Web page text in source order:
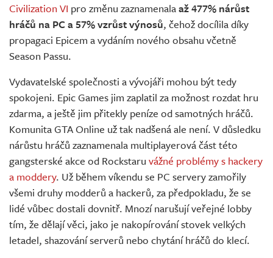
Civilization VI pro změnu zaznamenalaaž 477% nárůst
hráčů na PC a 57% vzrůst výnosů, čehož docílila díky
propagaci Epicem a vydáním nového obsahu včetně
Season Passu.
Vydavatelské společnosti a vývojáři mohou být tedy
spokojeni. Epic Games jim zaplatil za možnost rozdat hru
zdarma, a ještě jim přitekly peníze od samotných hráčů.
Komunita GTA Online už tak nadšená ale není. V důsledku
nárůstu hráčů zaznamenala multiplayerová část této
gangsterské akce od Rockstaru vážné problémy s hackery
a moddery. Už během víkendu se PC servery zamořily
všemi druhy modderů a hackerů, za předpokladu, že se
lidé vůbec dostali dovnitř. Mnozí narušují veřejné lobby
tím, že dělají věci, jako je nakopírování stovek velkých
letadel, shazování serverů nebo chytání hráčů do klecí.